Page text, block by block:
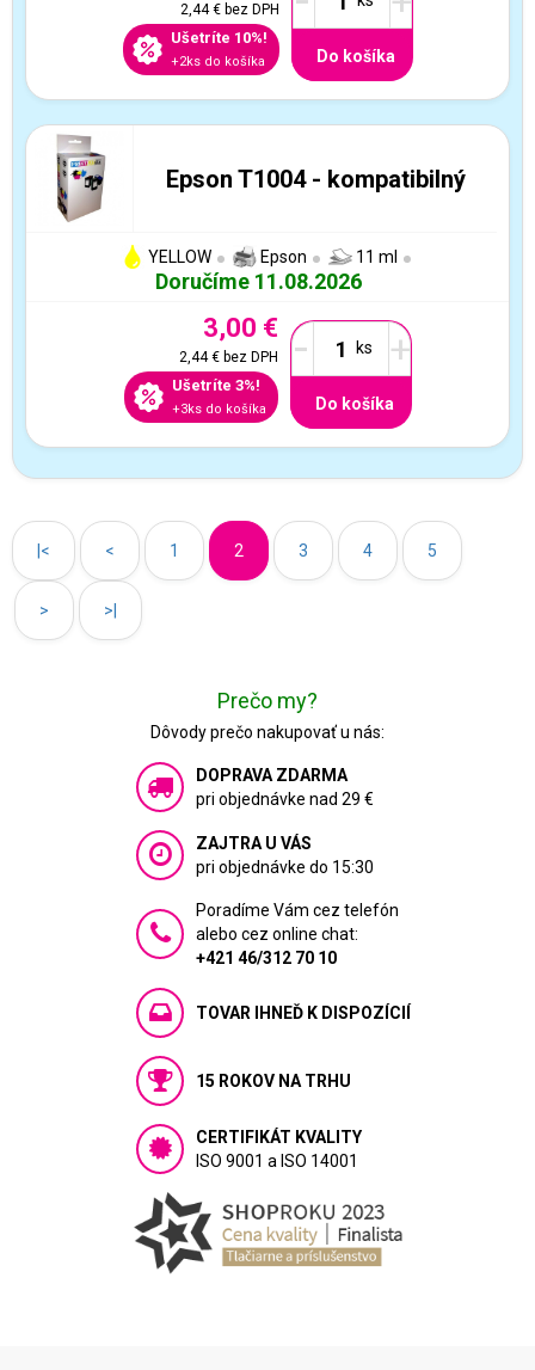
2,44 €bez DPH
Ušetríte 10%!
+2ks do košíka Do košíka
Epson T1004 - kompatibilný
YELLOW Epson 11 ml
Doručíme 11.08.2026
3,00 €
2,44 €bez DPH
Ušetríte 3%!
+3ks do košíka
- +
Do košíka
|< < 1 2 3 4 5
> >|
Prečo my?
Dôvody prečo nakupovať u nás:
DOPRAVA ZDARMA
pri objednávke nad 29 €
ZAJTRA U VÁS
pri objednávke do 15:30
Poradíme Vám cez telefón
alebo cez online chat:
+421 46/312 70 10
TOVAR IHNEĎ K DISPOZÍCIÍ
15 ROKOV NA TRHU
CERTIFIKÁT KVALITY
ISO 9001 a ISO 14001